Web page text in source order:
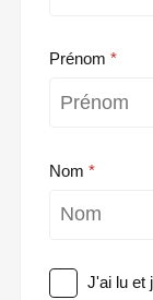
Prénom
Nom
J'ai lu et